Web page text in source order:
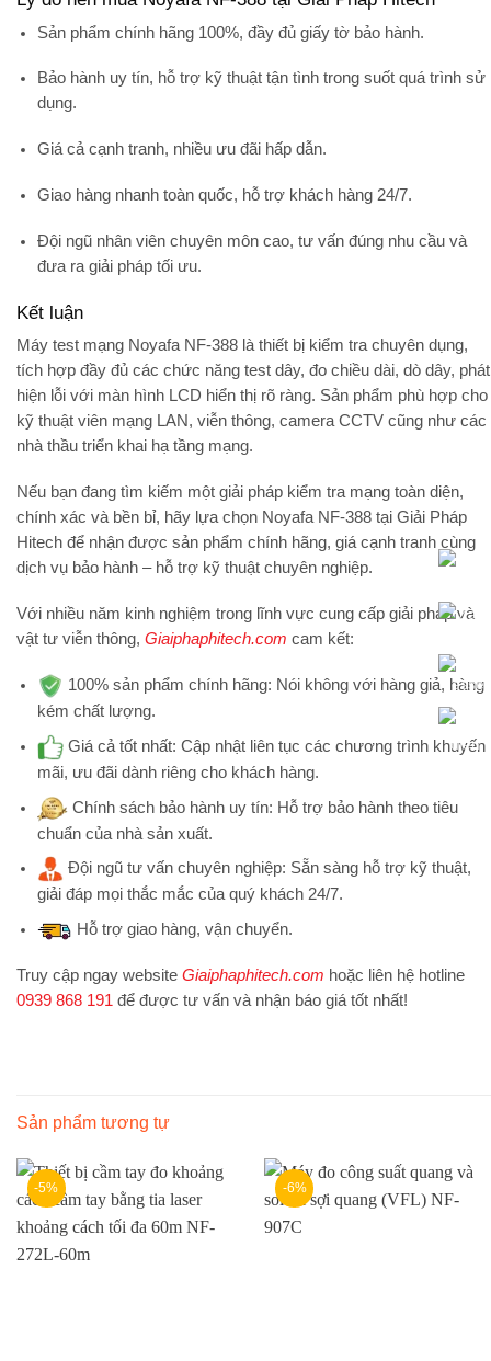
Sản phẩm chính hãng 100%, đầy đủ giấy tờ bảo hành.
Bảo hành uy tín, hỗ trợ kỹ thuật tận tình trong suốt quá trình sử
dụng.
Giá cả cạnh tranh, nhiều ưu đãi hấp dẫn.
Giao hàng nhanh toàn quốc, hỗ trợ khách hàng 24/7.
Đội ngũ nhân viên chuyên môn cao, tư vấn đúng nhu cầu và
đưa ra giải pháp tối ưu.
Kết luận
Máy test mạng Noyafa NF-388 là thiết bị kiểm tra chuyên dụng,
tích hợp đầy đủ các chức năng test dây, đo chiều dài, dò dây, phát
hiện lỗi với màn hình LCD hiển thị rõ ràng. Sản phẩm phù hợp cho
kỹ thuật viên mạng LAN, viễn thông, camera CCTV cũng như các
nhà thầu triển khai hạ tầng mạng.
Nếu bạn đang tìm kiếm một giải pháp kiểm tra mạng toàn diện,
chính xác và bền bỉ, hãy lựa chọn Noyafa NF-388 tại Giải Pháp
Hitech để nhận được sản phẩm chính hãng, giá cạnh tranh cùng
dịch vụ bảo hành – hỗ trợ kỹ thuật chuyên nghiệp.
Với nhiều năm kinh nghiệm trong lĩnh vực cung cấp giải pháp và
vật tư viễn thông, Giaiphaphitech.com cam kết:
100% sản phẩm chính hãng: Nói không với hàng giả, hàng
kém chất lượng.
Giá cả tốt nhất: Cập nhật liên tục các chương trình khuyến
mãi, ưu đãi dành riêng cho khách hàng.
Chính sách bảo hành uy tín: Hỗ trợ bảo hành theo tiêu
chuẩn của nhà sản xuất.
Đội ngũ tư vấn chuyên nghiệp: Sẵn sàng hỗ trợ kỹ thuật,
giải đáp mọi thắc mắc của quý khách 24/7.
Hỗ trợgiao hàng, vận chuyển.
Truy cập ngay website Giaiphaphitech.com hoặc liên hệ hotline
0939 868 191 để được tư vấn và nhận báo giá tốt nhất!
Sản phẩm tương tự
-5% -6%